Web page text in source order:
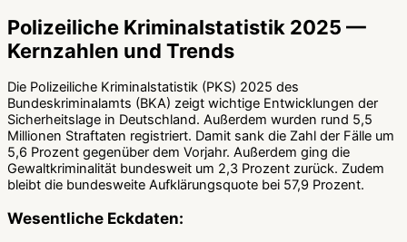
Polizeiliche Kriminalstatistik 2025 —
Kernzahlen und Trends
Die Polizeiliche Kriminalstatistik (PKS) 2025 des
Bundeskriminalamts (BKA) zeigt wichtige Entwicklungen der
Sicherheitslage in Deutschland. Außerdem wurden rund 5,5
Millionen Straftaten registriert. Damit sank die Zahl der Fälle um
5,6 Prozent gegenüber dem Vorjahr. Außerdem ging die
Gewaltkriminalität bundesweit um 2,3 Prozent zurück. Zudem
bleibt die bundesweite Aufklärungsquote bei 57,9 Prozent.
Wesentliche Eckdaten: